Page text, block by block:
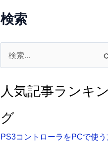
検索
象人気記事ランキン
グ
PS3コントローラをPCで使う